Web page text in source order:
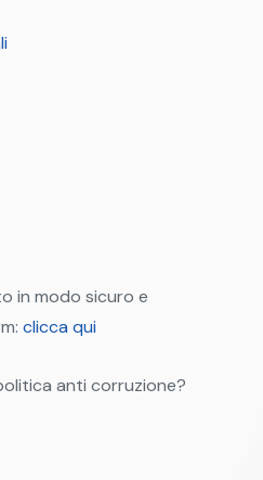
in modo sicuro e
clicca qui
anti corruzione?